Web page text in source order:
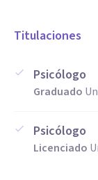
Titulaciones
Psicólogo
Graduado
Psicólogo
Licenciado